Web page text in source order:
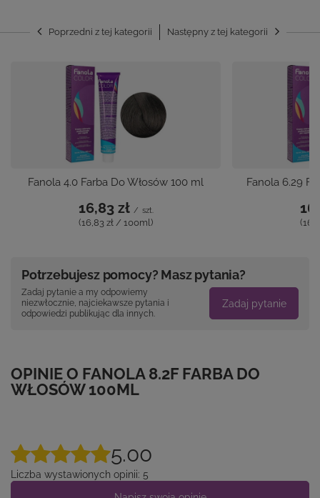
Poprzedni z tej kategorii Następny z tej kategorii
Fanola 4.0 Farba Do Włosów 100 ml
16,83 zł / szt.
(16,83 zł / 100ml)
Fanola 6.29
Potrzebujesz pomocy? Masz pytania?
Zadaj pytanie a my odpowiemy
niezwłocznie, najciekawsze pytania i
odpowiedzi publikując dla innych.
Zadaj pytanie
OPINIE O FANOLA 8.2F FARBA DO
WŁOSÓW 100ML
5.00
Liczba wystawionych opinii: 5